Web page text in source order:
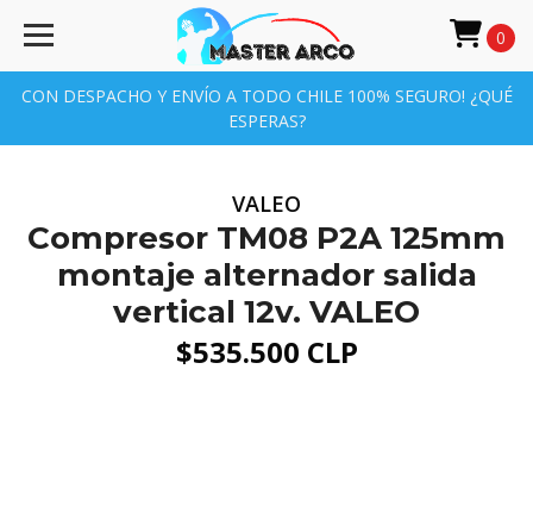
CON DESPACHO Y ENVÍO A TODO CHILE 100% SEGURO! ¿QUÉ
ESPERAS?
0
VALEO
Compresor TM08 P2A 125mm
montaje alternador salida
vertical 12v. VALEO
$535.500 CLP